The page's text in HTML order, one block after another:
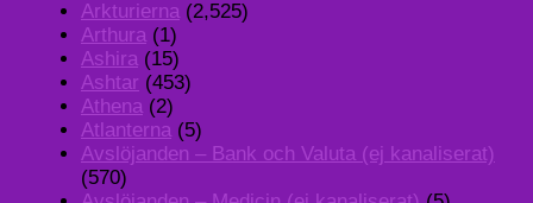
Arkturierna (2,525)
Arthura (1)
Ashira (15)
Ashtar (453)
Athena (2)
Atlanterna (5)
Avslöjanden – Bank och Valuta (ej kanaliserat)
(570)